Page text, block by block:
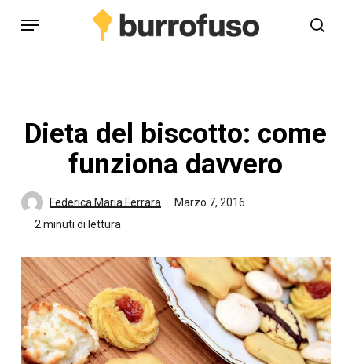
Menu
Dieta del biscotto: come
funziona davvero
Federica Maria Ferrara
Marzo 7, 2016
2 minuti di lettura